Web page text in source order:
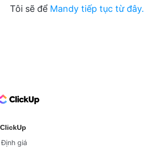
Tôi sẽ để Mandy tiếp tục từ đây.
Logo
ClickUp
Định giá